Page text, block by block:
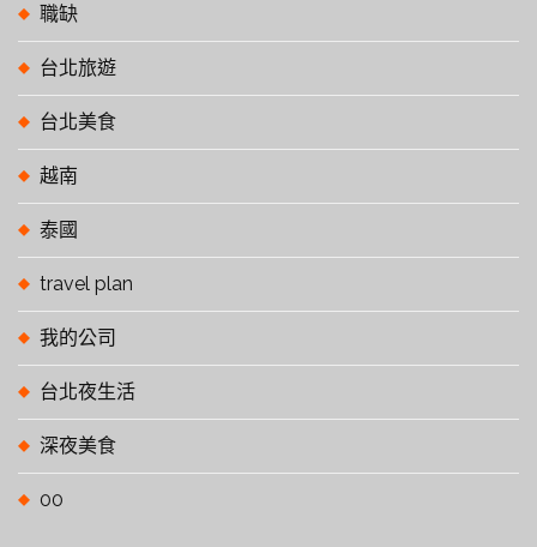
職缺
台北旅遊
台北美食
越南
泰國
travel plan
我的公司
台北夜生活
深夜美食
00